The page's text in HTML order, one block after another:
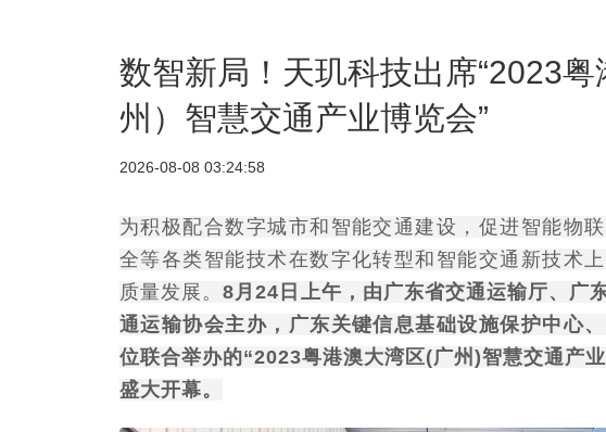
数智新局！天玑科技出席“2023
州）智慧交通产业博览会”
2026-08-08 03:24:58
为积极配合数字城市和智能交通建设，促进智能物
全等各类智能技术在数字化转型和智能交通新技术
质量发展。8月24日上午，由广东省交通运输厅、广
通运输协会主办，广东关键信息基础设施保护中心
位联合举办的“2023粤港澳大湾区(广州)智慧交通产
盛大开幕。